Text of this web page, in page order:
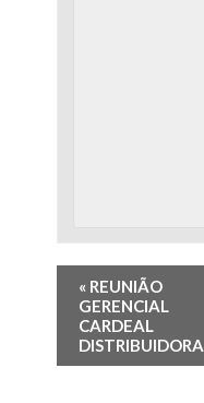
« REUNIÃO
GERENCIAL
CARDEAL
DISTRIBUIDORA